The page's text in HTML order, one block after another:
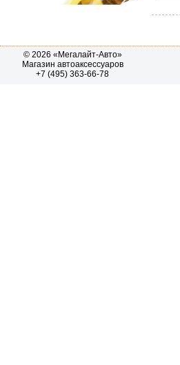
© 2026 «Мегалайт-Авто»
Магазин автоаксессуаров
+7 (495) 363-66-78